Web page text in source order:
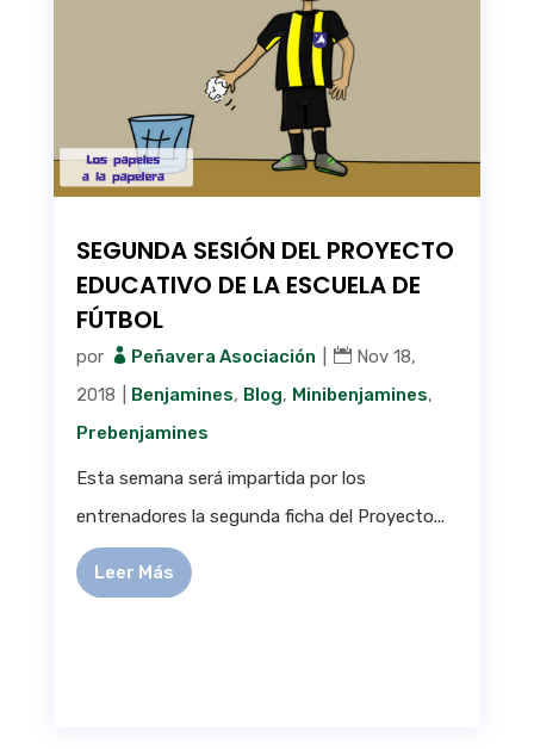
SEGUNDA SESIÓN DEL PROYECTO
EDUCATIVO DE LA ESCUELA DE
FÚTBOL
por Peñavera Asociación
Nov 18,
2018
Benjamines, Blog, Minibenjamines,
Prebenjamines
Esta semana será impartida por los
entrenadores la segunda ficha del Proyecto...
Leer Más